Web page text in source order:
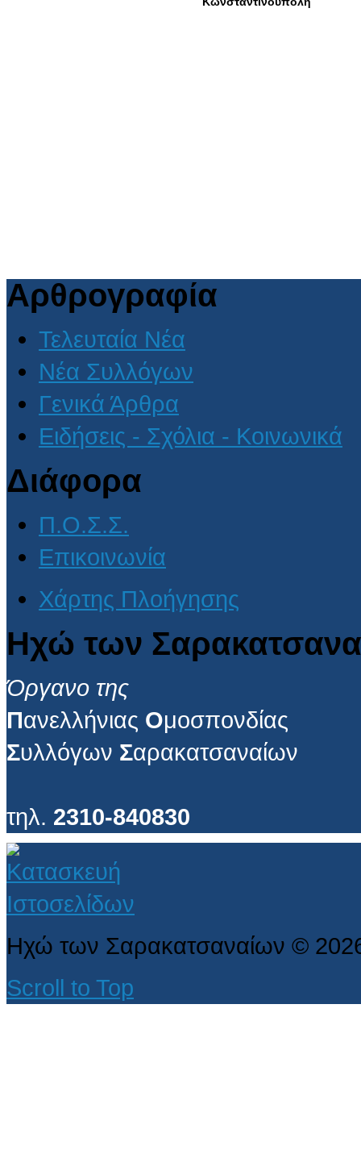
Αρθρογραφία
Τελευταία Νέα
Νέα Συλλόγων
Γενικά Άρθρα
Ειδήσεις - Σχόλια - Κοινωνικά
Διάφορα
Π.Ο.Σ.Σ.
Επικοινωνία
Χάρτης Πλοήγησης
Ηχώ των
Όργανο της
Πανελλήνιας Ομοσπονδίας
Συλλόγων Σαρακατσαναίων
τηλ. 2310-840830
Ηχώ των Σαρακατσαναίων ©
Scroll to Top